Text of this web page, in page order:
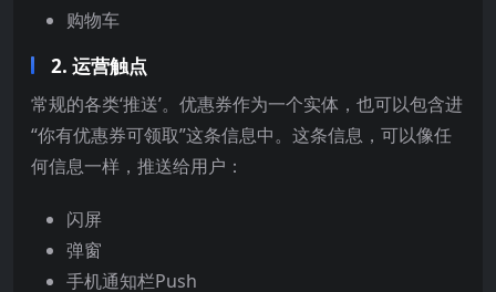
购物车
2. 运营触点
常规的各类‘推送’。优惠券作为一个实体，也可以包含进
“你有优惠券可领取”这条信息中。这条信息，可以像任
何信息一样，推送给用户：
闪屏
弹窗
手机通知栏Push